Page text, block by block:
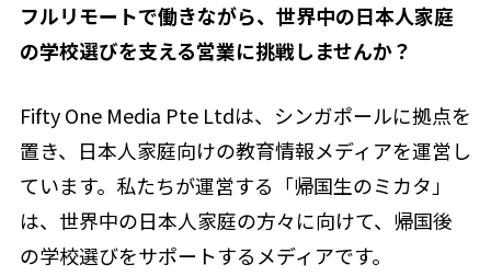
フルリモートで働きながら、世界中の日本人家庭
の学校選びを支える営業に挑戦しませんか？
Fifty One Media Pte Ltdは、シンガポールに拠点を
置き、日本人家庭向けの教育情報メディアを運営し
ています。私たちが運営する「帰国生のミカタ」
は、世界中の日本人家庭の方々に向けて、帰国後
の学校選びをサポートするメディアです。